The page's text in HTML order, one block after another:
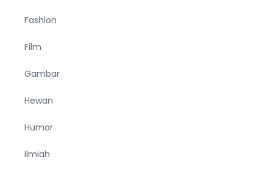
Fashion
Film
Gambar
Hewan
Humor
Ilmiah